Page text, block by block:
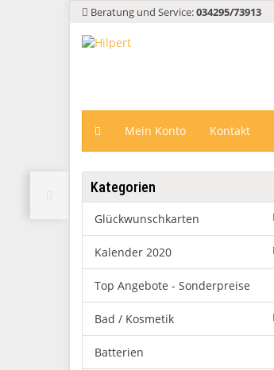
Beratung und Service:034295/73913
Mein Konto Kontakt
Kategorien
Glückwunschkarten
Kalender 2020
Top Angebote - Sonderpreise
Bad / Kosmetik
Batterien